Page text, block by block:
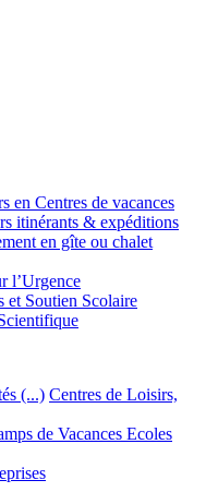
en Centres de vacances
itinérants & expéditions
en gîte ou chalet
l’Urgence
et Soutien Scolaire
(...) Centres de Loisirs,
de Vacances Ecoles